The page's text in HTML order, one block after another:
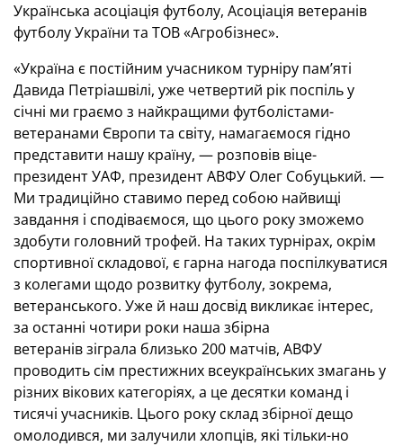
Українська асоціація футболу, Асоціація ветеранів
футболу України та ТОВ «Агробізнес».
«Україна є постійним учасником турніру пам’яті
Давида Петріашвілі, уже четвертий рік поспіль у
січні ми граємо з найкращими футболістами-
ветеранами Європи та світу, намагаємося гідно
представити нашу країну, — розповів віце-
президент УАФ, президент АВФУ Олег Собуцький. —
Ми традиційно ставимо перед собою найвищі
завдання і сподіваємося, що цього року зможемо
здобути головний трофей. На таких турнірах, окрім
спортивної складової, є гарна нагода поспілкуватися
з колегами щодо розвитку футболу, зокрема,
ветеранського. Уже й наш досвід викликає інтерес,
за останні чотири роки наша збірна
ветеранів зіграла близько 200 матчів, АВФУ
проводить сім престижних всеукраїнських змагань у
різних вікових категоріях, а це десятки команд і
тисячі учасників. Цього року склад збірної дещо
омолодився, ми залучили хлопців, які тільки-но